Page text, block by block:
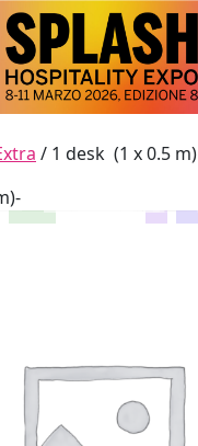
/ 1 desk (1 x 0.5 m)